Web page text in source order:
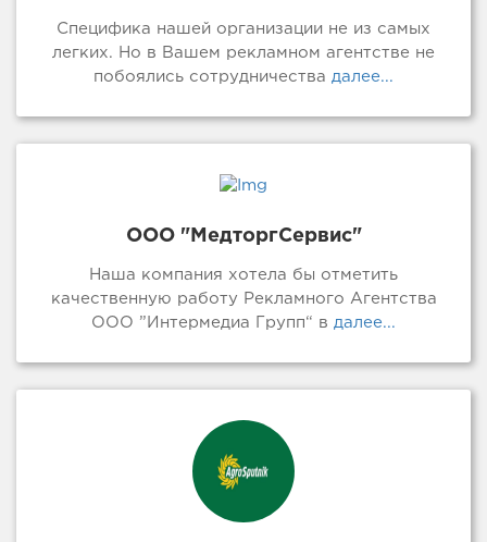
Специфика нашей организации не из самых
легких. Но в Вашем рекламном агентстве не
побоялись сотрудничества далее...
ООО "МедторгСервис"
Наша компания хотела бы отметить
качественную работу Рекламного Агентства
ООО ”Интермедиа Групп“ в далее...